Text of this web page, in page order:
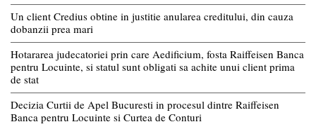
Un client Credius obtine in justitie anularea creditului, din cauza
dobanzii prea mari
Hotararea judecatoriei prin care Aedificium, fosta Raiffeisen Banca
pentru Locuinte, si statul sunt obligati sa achite unui client prima
de stat
Decizia Curtii de Apel Bucuresti in procesul dintre Raiffeisen
Banca pentru Locuinte si Curtea de Conturi